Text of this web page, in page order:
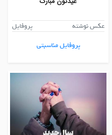
عکس نوشته
پروفایل
پروفایل مناسبتی